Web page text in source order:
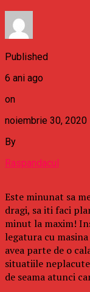
Published
6 ani ago
on
noiembrie 30, 2020
By
Raspandacul
Este minunat sa
dragi, sa iti faci
minut la maxim!
legatura cu
avea parte de o
situatiile
de seama atunci